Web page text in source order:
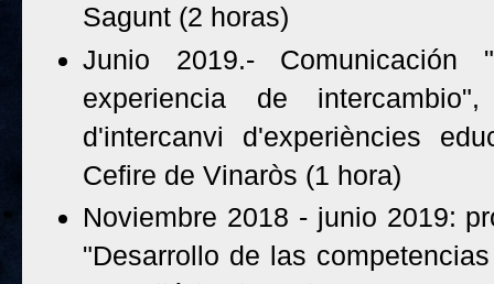
Sagunt (2 horas)
Junio 2019.- Comunicación
experiencia de
d'intercanvi d'experiències
Cefire de Vinaròs (1 hora)
Noviembre 2018 - junio 2019:
"Desarrollo de las